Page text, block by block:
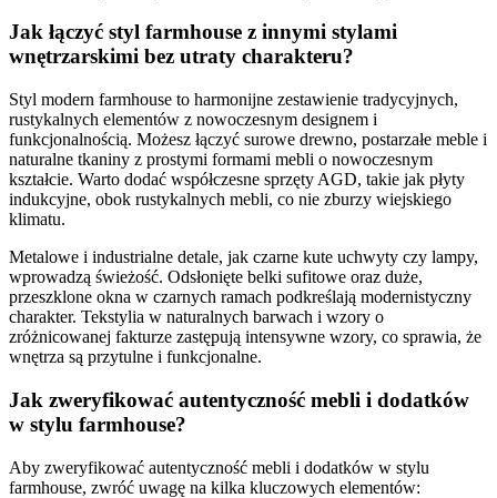
Jak łączyć styl farmhouse z innymi stylami
wnętrzarskimi bez utraty charakteru?
Styl modern farmhouse to harmonijne zestawienie tradycyjnych,
rustykalnych elementów z nowoczesnym designem i
funkcjonalnością. Możesz łączyć surowe drewno, postarzałe meble i
naturalne tkaniny z prostymi formami mebli o nowoczesnym
kształcie. Warto dodać współczesne sprzęty AGD, takie jak płyty
indukcyjne, obok rustykalnych mebli, co nie zburzy wiejskiego
klimatu.
Metalowe i industrialne detale, jak czarne kute uchwyty czy lampy,
wprowadzą świeżość. Odsłonięte belki sufitowe oraz duże,
przeszklone okna w czarnych ramach podkreślają modernistyczny
charakter. Tekstylia w naturalnych barwach i wzory o
zróżnicowanej fakturze zastępują intensywne wzory, co sprawia, że
wnętrza są przytulne i funkcjonalne.
Jak zweryfikować autentyczność mebli i dodatków
w stylu farmhouse?
Aby zweryfikować autentyczność mebli i dodatków w stylu
farmhouse, zwróć uwagę na kilka kluczowych elementów: